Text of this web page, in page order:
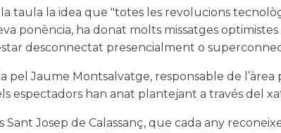
taula la idea que "totes les revolucions
ponència, ha donat molts missatges
desconnectat presencialment o
Jaume Montsalvatge, responsable de l’àrea
espectadors han anat plantejant a través del
Josep de Calassanç, que cada any